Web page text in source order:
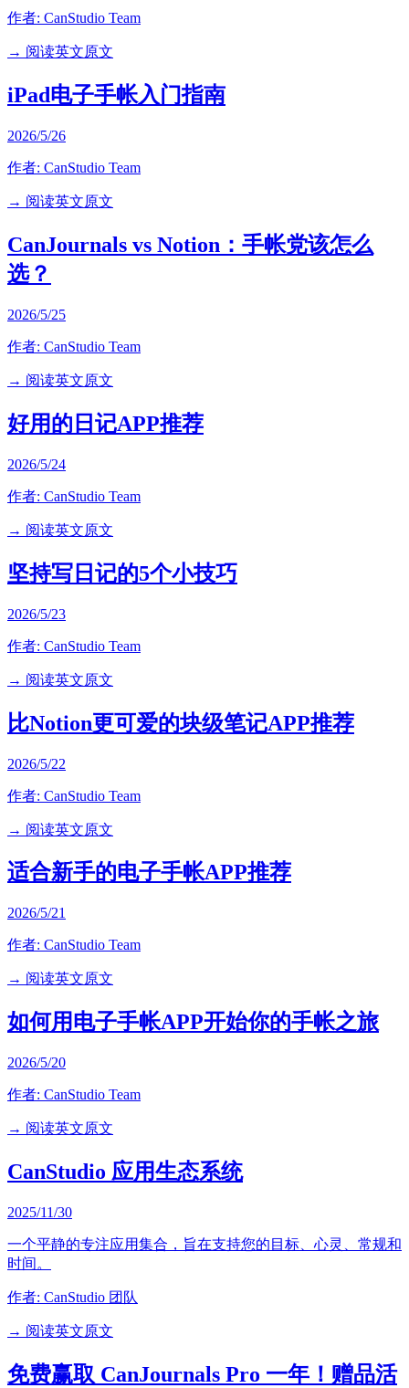
作者: CanStudio Team
→ 阅读英文原文
iPad电子手帐入门指南
2026/5/26
作者: CanStudio Team
→ 阅读英文原文
CanJournals vs Notion：手帐党该怎么
选？
2026/5/25
作者: CanStudio Team
→ 阅读英文原文
好用的日记APP推荐
2026/5/24
作者: CanStudio Team
→ 阅读英文原文
坚持写日记的5个小技巧
2026/5/23
作者: CanStudio Team
→ 阅读英文原文
比Notion更可爱的块级笔记APP推荐
2026/5/22
作者: CanStudio Team
→ 阅读英文原文
适合新手的电子手帐APP推荐
2026/5/21
作者: CanStudio Team
→ 阅读英文原文
如何用电子手帐APP开始你的手帐之旅
2026/5/20
作者: CanStudio Team
→ 阅读英文原文
CanStudio 应用生态系统
2025/11/30
一个平静的专注应用集合，旨在支持您的目标、心灵、常规和
时间。
作者: CanStudio 团队
→ 阅读英文原文
免费赢取 CanJournals Pro 一年！赠品活